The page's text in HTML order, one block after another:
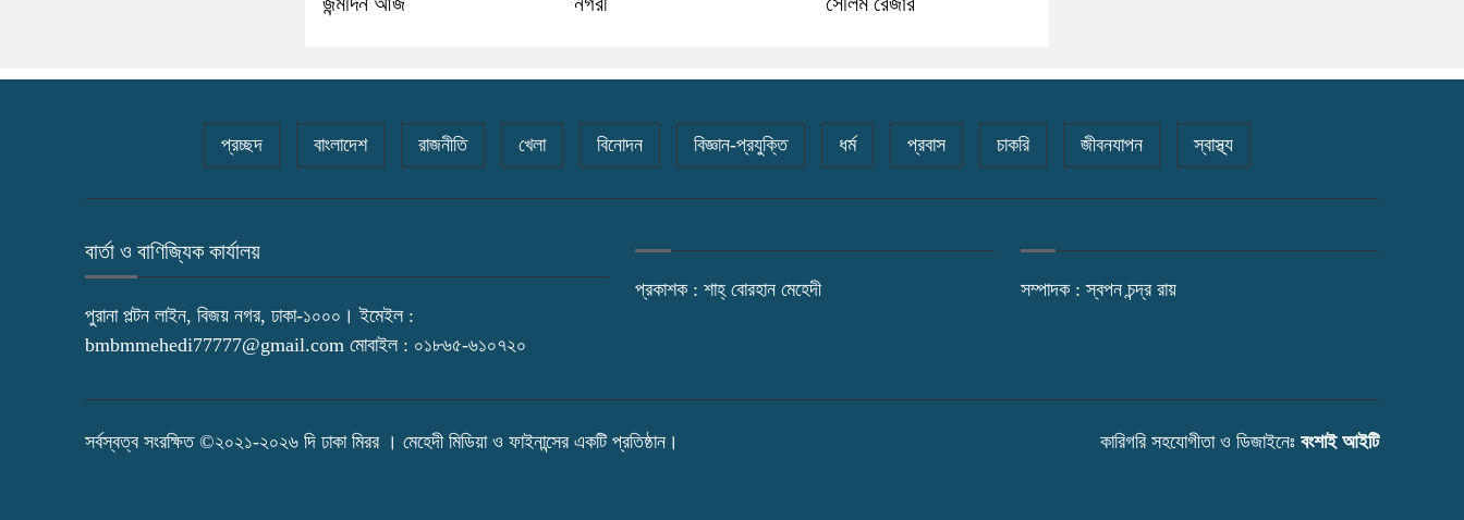
প্রচ্ছদ বাংলাদেশ রাজনীতি খেলা বিনোদন বিজ্ঞান-প্রযুক্তি ধর্ম প্রবাস চাকরি জীবনযাপন স্বাস্থ্য
বার্তা ও বাণিজ্যিক কার্যালয়
পুরানা পল্টন লাইন, বিজয় নগর, ঢাকা-১০০০। ইমেইল :
bmbmmehedi77777@gmail.com মোবাইল : ০১৮৬৫-৬১০৭২০
প্রকাশক : শাহ্ বোরহান মেহেদী সম্পাদক : স্বপন চন্দ্র রায়
সর্বস্বত্ব সংরক্ষিত ©২০২১-২০২৬ দি ঢাকা মিরর । মেহেদী মিডিয়া ও ফাইনান্সের একটি প্রতিষ্ঠান। কারিগরি সহযোগীতা ও ডিজাইনেঃ বংশাই আইটি